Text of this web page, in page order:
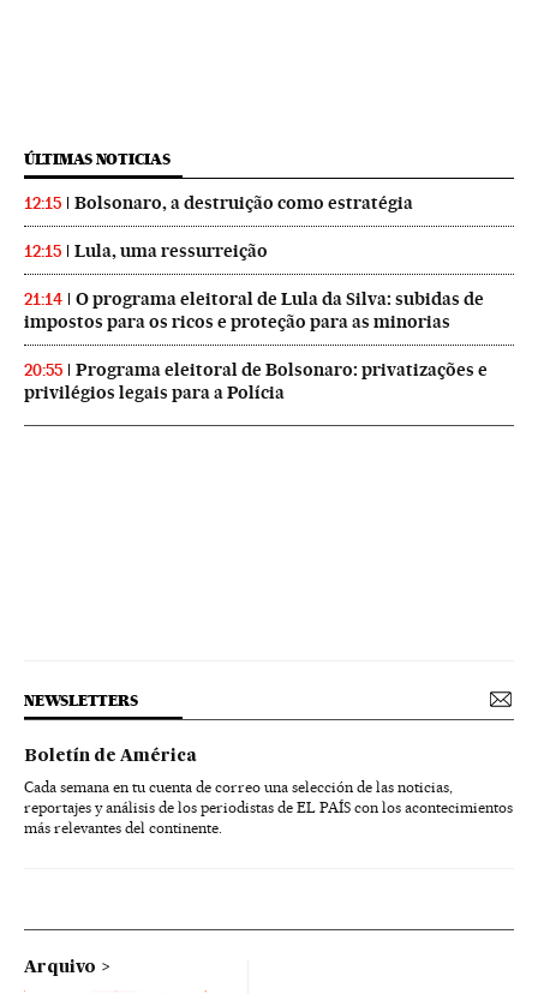
ÚLTIMAS NOTICIAS
12:15 Bolsonaro, a destruição como estratégia
12:15 Lula, uma ressurreição
21:14
O programa eleitoral de Lula da Silva: subidas de
impostos para os ricos e proteção para as minorias
20:55
Programa eleitoral de Bolsonaro: privatizações e
privilégios legais para a Polícia
NEWSLETTERS
Boletín de América
Cada semana en tu cuenta de correo una selección de las noticias,
reportajes y análisis de los periodistas de EL PAÍS con los acontecimientos
más relevantes del continente.
Arquivo